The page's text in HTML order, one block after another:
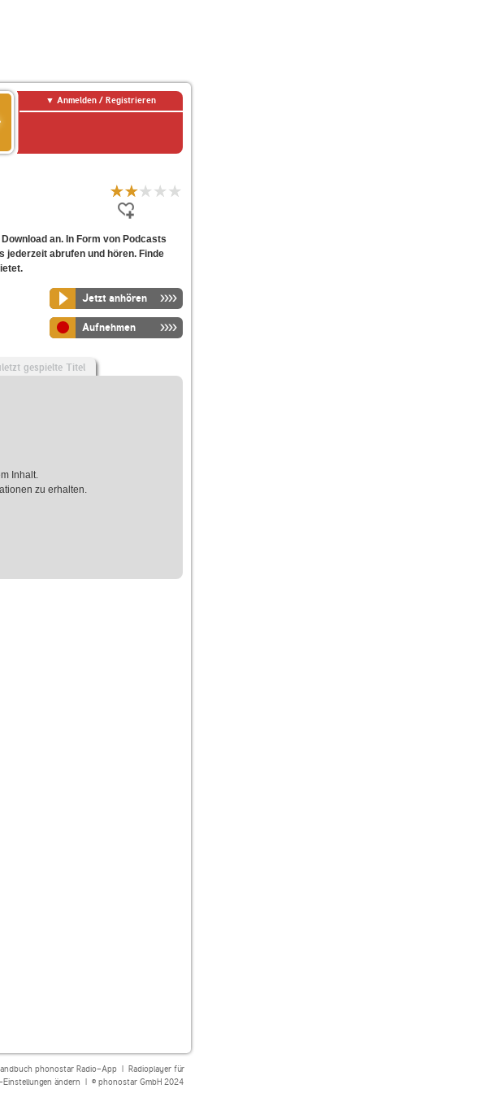
Anmelden / Registrieren
an. In Form von Podcasts
jederzeit abrufen und hören. Finde
Jetzt anhören
Aufnehmen
gespielte Titel
Inhalt.
zu erhalten.
phonostar Radio-App| Radioplayer für
Einstellungen ändern | © phonostar GmbH 2024